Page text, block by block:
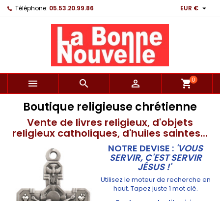
Téléphone: 05.53.20.99.86 EUR € 
   shopping_cart0
Boutique religieuse chrétienne
Vente de livres religieux, d'objets
religieux catholiques, d'huiles saintes...
NOTRE DEVISE : 'VOUS
SERVIR, C'EST SERVIR
JÉSUS !'
Utilisez le moteur de recherche en
haut. Tapez juste 1 mot clé.